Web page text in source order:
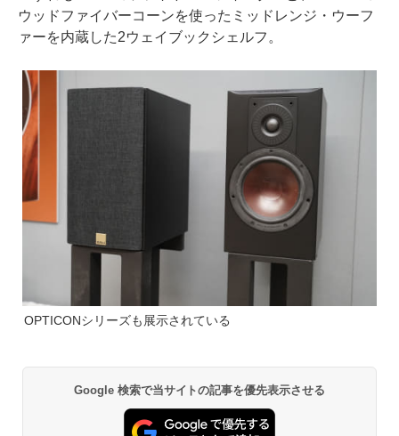
ウッドファイバーコーンを使ったミッドレンジ・ウーフ
ァーを内蔵した2ウェイブックシェルフ。
OPTICONシリーズも展示されている
Google 検索で当サイトの記事を優先表示させる